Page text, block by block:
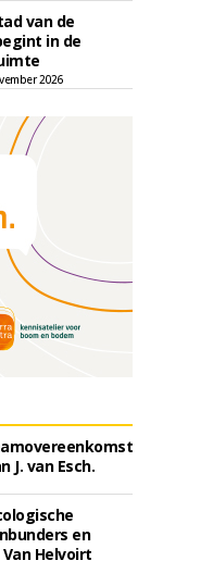
van de
in de
2026
J. van Esch.
en
Helvoirt